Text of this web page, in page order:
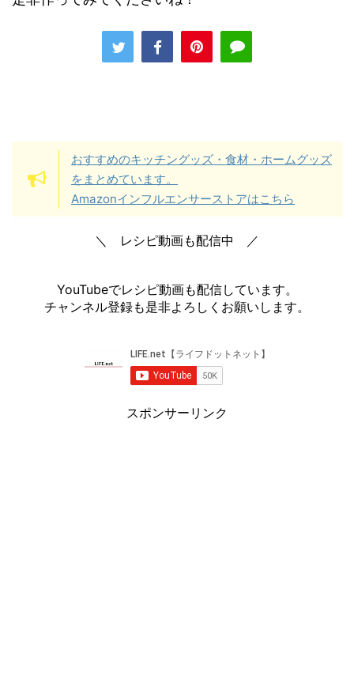
おすすめのキッチングッズ・食材・ホームグッズ
をまとめています。
Amazonインフルエンサーストアはこちら
＼ レシピ動画も配信中 ／
YouTubeでレシピ動画も配信しています。
チャンネル登録も是非よろしくお願いします。
スポンサーリンク